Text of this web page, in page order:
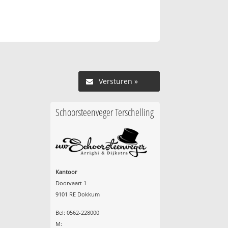
Versturen »
Schoorsteenveger Terschelling
Kantoor
Doorvaart 1
9101 RE Dokkum
Bel: 0562-228000
M: